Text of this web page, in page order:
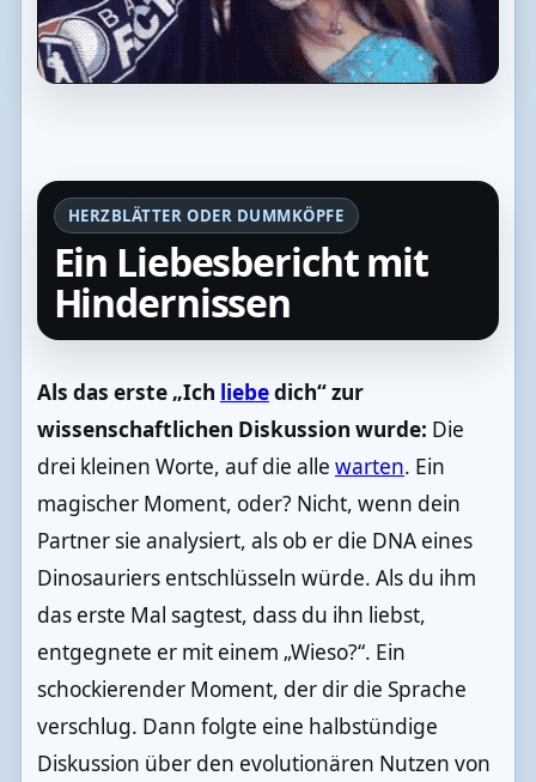
HERZBLÄTTER ODER DUMMKÖPFE
Ein Liebesbericht mit
Hindernissen
Als das erste „Ich liebedich“ zur
wissenschaftlichen Diskussion wurde: Die
drei kleinen Worte, auf die alle warten. Ein
magischer Moment, oder? Nicht, wenn dein
Partner sie analysiert, als ob er die DNA eines
Dinosauriers entschlüsseln würde. Als du ihm
das erste Mal sagtest, dass du ihn liebst,
entgegnete er mit einem „Wieso?“. Ein
schockierender Moment, der dir die Sprache
verschlug. Dann folgte eine halbstündige
Diskussion über den evolutionären Nutzen von